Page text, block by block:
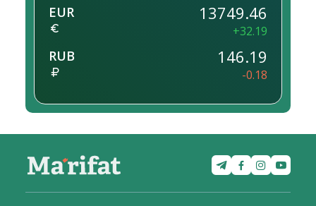
EUR 13749.46
+32.19
RUB 146.19
-0.18